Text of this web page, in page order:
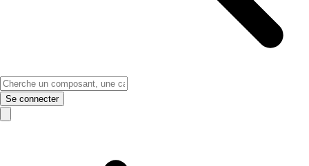
Se connecter